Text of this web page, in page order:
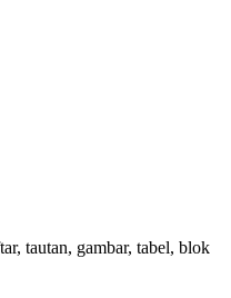
tautan, gambar, tabel, blok